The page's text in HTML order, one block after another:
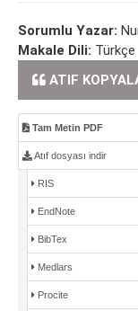
Sorumlu Yazar:
Makale Dili: Türkçe
ATIF
Tam Metin PDF
Atıf dosyası indir
RIS
EndNote
BibTex
Medlars
Procite